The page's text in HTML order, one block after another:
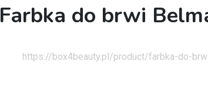
Farbka do brwi
https://box4beauty.pl/product/farbka-do-